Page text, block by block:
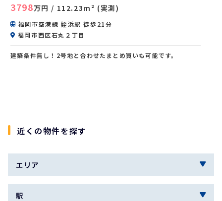
3798万円 / 112.23m² (実測)
福岡市空港線 姪浜駅 徒歩21分
福岡市西区石丸２丁目
建築条件無し！2号地と合わせたまとめ買いも可能です。
近くの物件を探す
エリア
駅